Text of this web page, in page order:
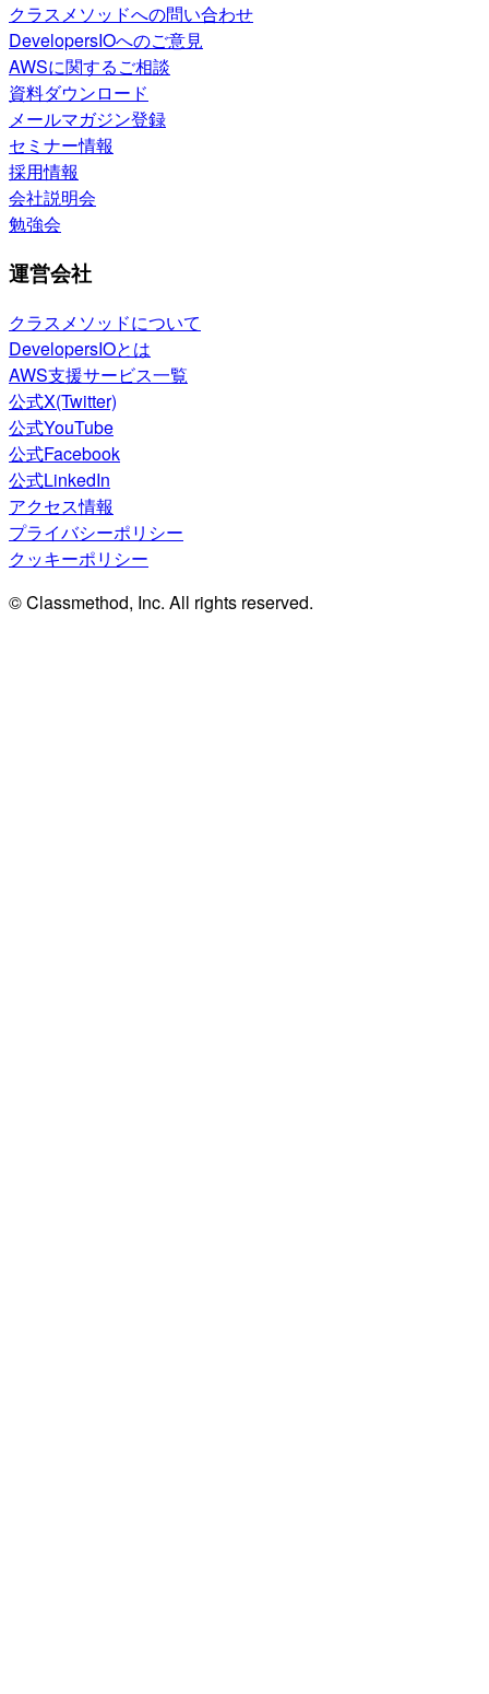
クラスメソッドへの問い合わせ
DevelopersIOへのご意見
AWSに関するご相談
資料ダウンロード
メールマガジン登録
セミナー情報
採用情報
会社説明会
勉強会
運営会社
クラスメソッドについて
DevelopersIOとは
AWS支援サービス一覧
公式X(Twitter)
公式YouTube
公式Facebook
公式LinkedIn
アクセス情報
プライバシーポリシー
クッキーポリシー
© Classmethod, Inc. All rights reserved.